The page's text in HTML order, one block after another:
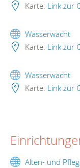
Karte: Link zur
Wasserwacht
Karte: Link zur
Wasserwacht
Karte: Link zur
Alten- und